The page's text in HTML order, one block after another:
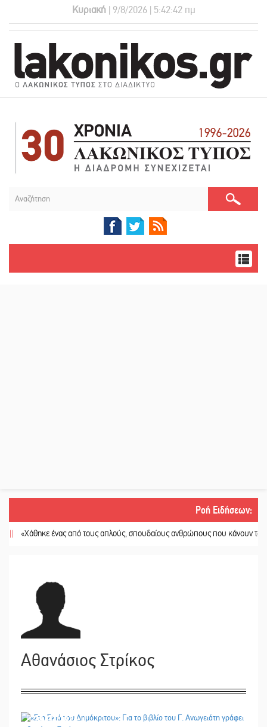
Κυριακή | 9/8/2026 | 5:42:43 πμ
Ροή Ειδήσεων:
ένας από τους απλούς, σπουδαίους ανθρώπους που κάνουν τον κόσμο
Αθανάσιος Στρίκος
28/03/2026